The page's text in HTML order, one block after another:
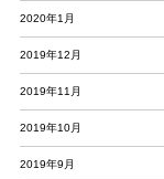
2020年1月
2019年12月
2019年11月
2019年10月
2019年9月